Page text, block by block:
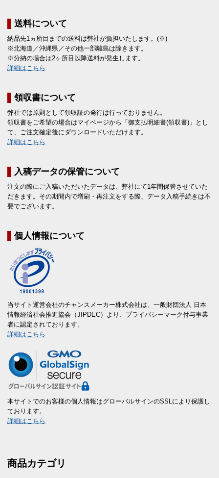
送料について
納品先1ヵ所目までの送料は弊社が負担いたします。(※)
※北海道／沖縄県／その他一部離島は除きます。
※分納の場合は2ヶ所目以降送料が発生します。
詳細はこちら
領収書について
弊社では原則として領収証の発行は行っておりません。
領収書をご希望の場合はマイページから「御支払明細書(領収書)」とし
て、ご注文確定後にダウンロードいただけます。
詳細はこちら
入稿データの保管について
注文の際にご入稿いただいたデータは、弊社にて1年間保管させていた
だきます。その期間内で増刷・再注文をする際、データ入稿手続きは不
要でございます。
個人情報について
当サイト運営会社のチャンスメーカー株式会社は、一般財団法人 日本
情報経済社会推進協会（JIPDEC）より、プライバシーマーク付与事業
者に認定されております。
詳細はこちら
本サイトでのお客様の個人情報はグローバルサインのSSLにより保護し
ております。
詳細はこちら
商品カテゴリ